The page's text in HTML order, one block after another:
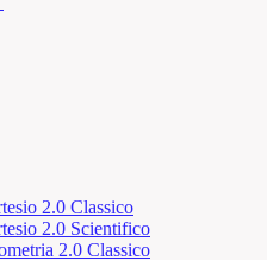
2.0 Classico
2.0 Scientifico
2.0 Classico